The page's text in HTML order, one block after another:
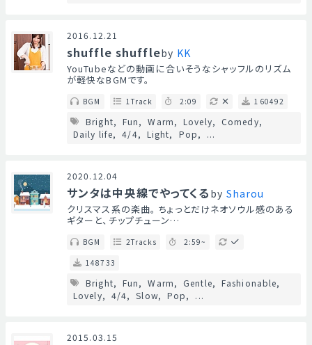
2016.12.21
shuffle shuffleby KK
YouTubeなどの動画に合いそうなシャッフルのリズム
が軽快なBGMです。
BGM 1Track 2:09 160492
Bright Fun Warm Lovely
Comedy
Daily life
4/4 Light Pop ...
2020.12.04
サンタは中央線でやってくる by Sharou
クリスマス系の楽曲。 ちょっとだけネオソウル感のある
ギターと、チップチューン…
BGM 2Tracks
2:59~
148733
Bright Fun Warm Gentle
Fashionable
Lovely
4/4 Slow Pop ...
2015.03.15